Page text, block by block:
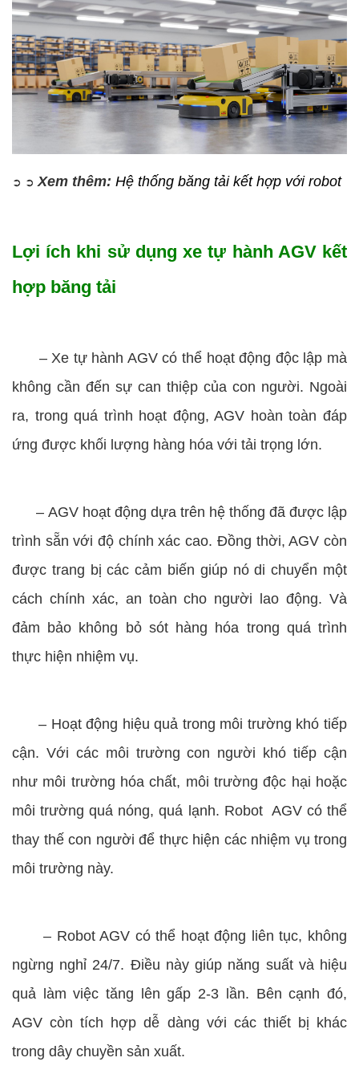
➲ ➲ Xem thêm: Hệ thống băng tải kết hợp với robot
Lợi ích khi sử dụng xe tự hành AGV kết
hợp băng tải
– Xe tự hành AGV có thể hoạt động độc lập mà
không cần đến sự can thiệp của con người. Ngoài
ra, trong quá trình hoạt động, AGV hoàn toàn đáp
ứng được khối lượng hàng hóa với tải trọng lớn.
– AGV hoạt động dựa trên hệ thống đã được lập
trình sẵn với độ chính xác cao. Đồng thời, AGV còn
được trang bị các cảm biến giúp nó di chuyển một
cách chính xác, an toàn cho người lao động. Và
đảm bảo không bỏ sót hàng hóa trong quá trình
thực hiện nhiệm vụ.
– Hoạt động hiệu quả trong môi trường khó tiếp
cận. Với các môi trường con người khó tiếp cận
như môi trường hóa chất, môi trường độc hại hoặc
môi trường quá nóng, quá lạnh. Robot AGV có thể
thay thế con người để thực hiện các nhiệm vụ trong
môi trường này.
– Robot AGV có thể hoạt động liên tục, không
ngừng nghỉ 24/7. Điều này giúp năng suất và hiệu
quả làm việc tăng lên gấp 2-3 lần. Bên cạnh đó,
AGV còn tích hợp dễ dàng với các thiết bị khác
trong dây chuyền sản xuất.